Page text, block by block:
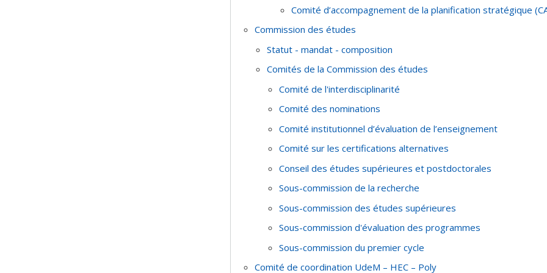
Comité d’accompagnement de la planification stratégique
Commission des études
Statut - mandat - composition
Comités de la Commission des études
Comité de l'interdisciplinarité
Comité des nominations
Comité institutionnel d’évaluation de l’enseignement
Comité sur les certifications alternatives
Conseil des études supérieures et postdoctorales
Sous-commission de la recherche
Sous-commission des études supérieures
Sous-commission d'évaluation des programmes
Sous-commission du premier cycle
Comité de coordination UdeM – HEC – Poly